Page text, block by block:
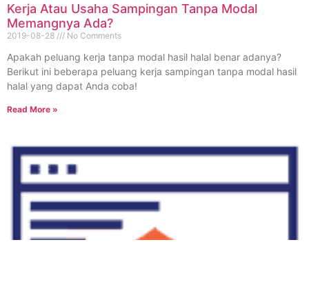
Kerja Atau Usaha Sampingan Tanpa Modal
Memangnya Ada?
2019-08-28 No Comments
Apakah peluang kerja tanpa modal hasil halal benar adanya?
Berikut ini beberapa peluang kerja sampingan tanpa modal hasil
halal yang dapat Anda coba!
Read More »